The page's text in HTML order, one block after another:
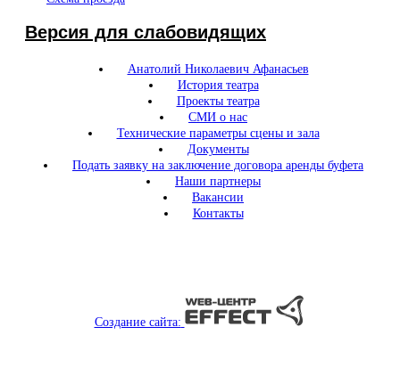
Версия для слабовидящих
Анатолий Николаевич Афанасьев
История театра
Проекты театра
СМИ о нас
Технические параметры сцены и зала
Документы
Подать заявку на заключение договора аренды буфета
Наши партнеры
Вакансии
Контакты
Создание сайта: